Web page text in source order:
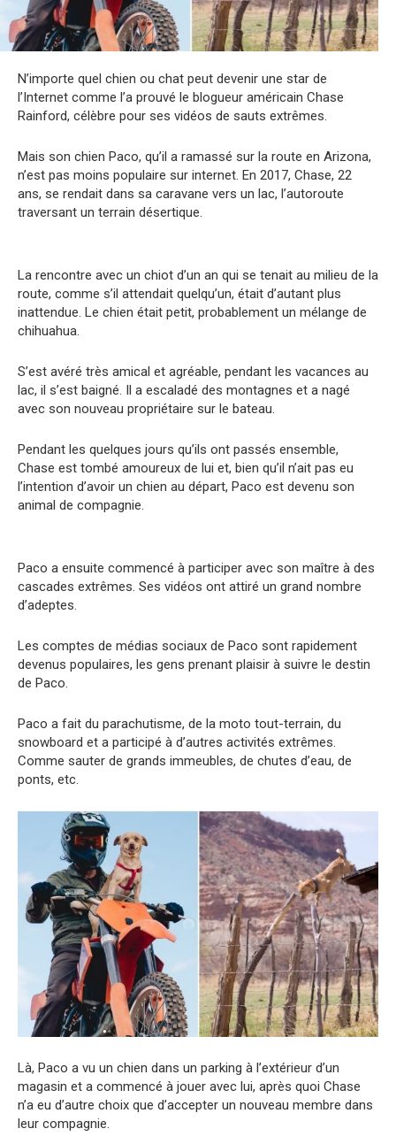
N’importe quel chien ou chat peut devenir une star de
l’Internet comme l’a prouvé le blogueur américain Chase
Rainford, célèbre pour ses vidéos de sauts extrêmes.
Mais son chien Paco, qu’il a ramassé sur la route en Arizona,
n’est pas moins populaire sur internet. En 2017, Chase, 22
ans, se rendait dans sa caravane vers un lac, l’autoroute
traversant un terrain désertique.
La rencontre avec un chiot d’un an qui se tenait au milieu de la
route, comme s’il attendait quelqu’un, était d’autant plus
inattendue. Le chien était petit, probablement un mélange de
chihuahua.
S’est avéré très amical et agréable, pendant les vacances au
lac, il s’est baigné. Il a escaladé des montagnes et a nagé
avec son nouveau propriétaire sur le bateau.
Pendant les quelques jours qu’ils ont passés ensemble,
Chase est tombé amoureux de lui et, bien qu’il n’ait pas eu
l’intention d’avoir un chien au départ, Paco est devenu son
animal de compagnie.
Paco a ensuite commencé à participer avec son maître à des
cascades extrêmes. Ses vidéos ont attiré un grand nombre
d’adeptes.
Les comptes de médias sociaux de Paco sont rapidement
devenus populaires, les gens prenant plaisir à suivre le destin
de Paco.
Paco a fait du parachutisme, de la moto tout-terrain, du
snowboard et a participé à d’autres activités extrêmes.
Comme sauter de grands immeubles, de chutes d’eau, de
ponts, etc.
Là, Paco a vu un chien dans un parking à l’extérieur d’un
magasin et a commencé à jouer avec lui, après quoi Chase
n’a eu d’autre choix que d’accepter un nouveau membre dans
leur compagnie.